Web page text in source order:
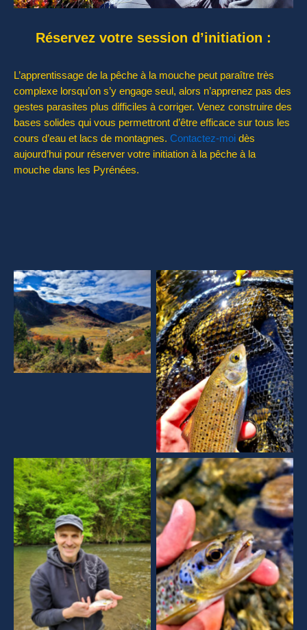
Réservez votre session d’initiation :
L’apprentissage de la pêche à la mouche peut paraître très
complexe lorsqu’on s’y engage seul, alors n’apprenez pas des
gestes parasites plus difficiles à corriger. Venez construire des
bases solides qui vous permettront d’être efficace sur tous les
cours d’eau et lacs de montagnes. Contactez-moi dès
aujourd’hui pour réserver votre initiation à la pêche à la
mouche dans les Pyrénées.
Aucune légende
Aucune légende
Aucune légende Aucune légende